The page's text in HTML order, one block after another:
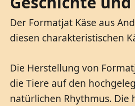
Der Formatjat Käse aus
diesen charakteristischen
Die Herstellung von
die Tiere auf den
natürlichen Rhythmus. Die